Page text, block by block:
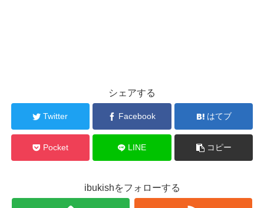
シェアする
Twitter Facebook はてブ
Pocket LINE コピー
ibukishをフォローする